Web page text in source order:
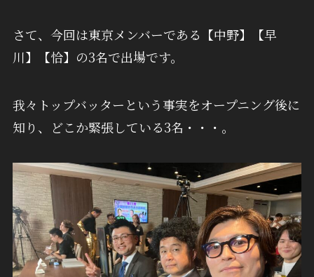
さて、今回は東京メンバーである【中野】【早
川】【恰】の3名で出場です。
我々トップバッターという事実をオープニング後に
知り、どこか緊張している3名・・・。